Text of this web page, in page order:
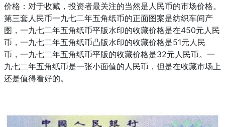
价格：对于收藏，投资者最关注的当然是人民币的市场价格。
第三套人民币一九七二年五角纸币的正面图案是纺织车间产
图，一九七二年五角纸币平版水印的收藏价格是在450元人民
币，一九七二年五角纸币凸版水印的收藏价格是51元人民
币 ，一九七二年五角纸币平版的收藏价格是32元人民币。一
九七二年五角纸币是一张小面值的人民币，但是在收藏市场上
还是值得看好的。